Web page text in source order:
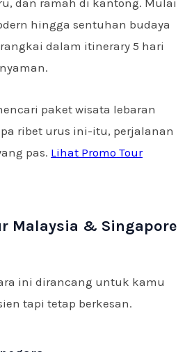
hingga sentuhan budaya
dalam itinerary 5 hari
paket wisata lebaran
ribet urus ini-itu, perjalanan
pas. Lihat Promo Tour
Malaysia & Singapore
ini dirancang untuk kamu
tapi tetap berkesan.